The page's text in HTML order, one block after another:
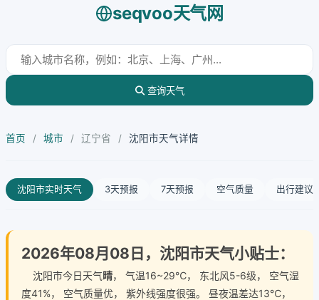
seqvoo天气网
查询天气
首页 / 城市 / 辽宁省 / 沈阳市天气详情
沈阳市实时天气 3天预报 7天预报 空气质量 出行建议
2026年08月08日，沈阳市天气小贴士：
沈阳市今日天气晴， 气温16~29℃， 东北风5-6级， 空气湿
度41%， 空气质量优， 紫外线强度很强。 昼夜温差达13℃，